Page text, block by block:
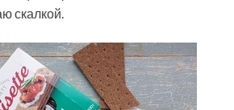
скалкой.